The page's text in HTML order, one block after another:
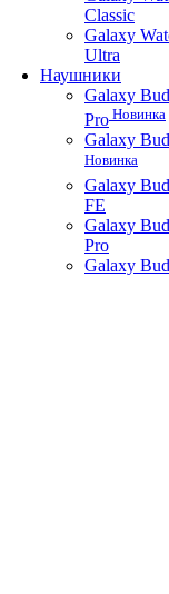
Classic
Galaxy
Ultra
Наушники
Galaxy
Pro Новинка
Galaxy
Новинка
Galaxy
FE
Galaxy
Pro
Galaxy